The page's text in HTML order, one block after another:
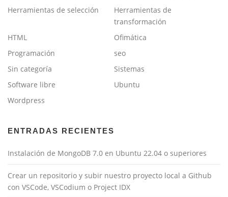
Herramientas de selección
Herramientas de
transformación
HTML
Ofimática
Programación
seo
Sin categoría
Sistemas
Software libre
Ubuntu
Wordpress
ENTRADAS RECIENTES
Instalación de MongoDB 7.0 en Ubuntu 22.04 o superiores
Crear un repositorio y subir nuestro proyecto local a Github
con VSCode, VSCodium o Project IDX